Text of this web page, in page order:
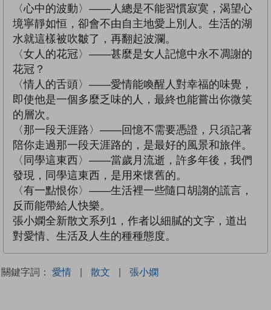
〈心中的波動〉——人總是不能習慣寂寞，渴望心
境寧靜如恒，卻會不由自主地愛上別人。生活的湖
水就這樣被吹皺了，再翻起波瀾。
〈女人的花冠〉——甚麼是女人記憶中永不凋謝的
花冠？
〈情人的舌頭〉——愛情能喚醒人對幸福的味覺，
即使他是一個多麼乏味的人，最終也能嘗出你微笑
的層次。
〈那一段天涯路〉——回憶不需要憑證，只須記著
陪你走過那一段天涯路的，是最好的風景和旅伴。
〈同學這東西〉——當歲月流逝，許多年後，我們
發現，同學這東西，是用來懷舊的。
〈有一點恨你〉——生活裡一些隨口胡謅的謊言，
反而能帶給人快樂。
張小嫻全新散文系列1，作者以細膩的文字，道出
對愛情、生活及人生的種種態度。
關鍵字詞： 愛情 | 散文 | 張小嫻